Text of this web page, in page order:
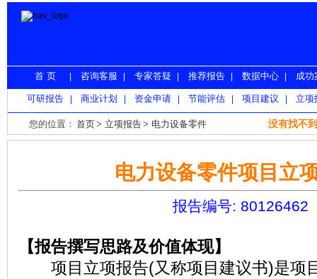
首 页 咨询客服 专家答疑 推荐报告 数据中心 成功
可研报告 商业计划 资金申请 节能评估 项目建议 立项
您的位置： 首页> 立项报告> 电力设备零件 没有找不
电力设备零件项目立
报告编号: 80126462
【报告撰写思路及价值体现】
项目立项报告(又称项目建议书)是项